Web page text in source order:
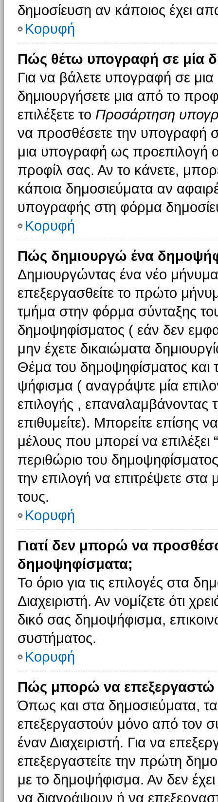
δημοσίευση αν κάποιος έχει
Κορυφή
Πώς θέτω υπογραφή σε μία
Για να βάλετε υπογραφή σε
δημιουργήσετε μια από το
επιλέξετε το Προσάρτηση
να προσθέσετε την υπογραφή
μια υπογραφή ως προεπιλογή
προφίλ σας. Αν το κάνετε,
κάποια δημοσιεύματα αν
υπογραφής στη φόρμα
Κορυφή
Πώς δημιουργώ ένα
Δημιουργώντας ένα νέο
επεξεργασθείτε το πρώτο
τμήμα στην φόρμα σύνταξης
δημοψηφίσματος ( εάν δεν
μην έχετε δικαιώματα
Θέμα του δημοψηφίσματος και
ψήφισμα ( αναγράψτε μία
επιλογής , επαναλαμβάνοντας
επιθυμείτε). Μπορείτε επίσης
μέλους που μπορεί να επιλέξει
περιθώριο του
την επιλογή να επιτρέψετε στα
τους.
Κορυφή
Γιατί δεν μπορώ να
δημοψηφίσματα;
Το όριο για τις επιλογές στα
Διαχειριστή. Αν νομίζετε ότι
δικό σας δημοψήφισμα,
συστήματος.
Κορυφή
Πώς μπορώ να
Όπως και στα δημοσιεύματα,
επεξεργαστούν μόνο από τον
έναν Διαχειριστή. Για να
επεξεργαστείτε την πρώτη
με το δημοψήφισμα. Αν δεν
να διαγράψουν ή να